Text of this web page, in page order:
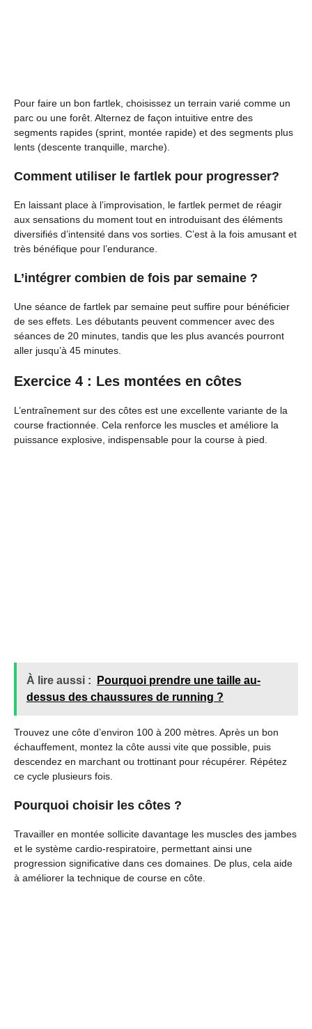
Pour faire un bon fartlek, choisissez un terrain varié comme un
parc ou une forêt. Alternez de façon intuitive entre des
segments rapides (sprint, montée rapide) et des segments plus
lents (descente tranquille, marche).
Comment utiliser le fartlek pour progresser?
En laissant place à l’improvisation, le fartlek permet de réagir
aux sensations du moment tout en introduisant des éléments
diversifiés d’intensité dans vos sorties. C’est à la fois amusant et
très bénéfique pour l’endurance.
L’intégrer combien de fois par semaine ?
Une séance de fartlek par semaine peut suffire pour bénéficier
de ses effets. Les débutants peuvent commencer avec des
séances de 20 minutes, tandis que les plus avancés pourront
aller jusqu’à 45 minutes.
Exercice 4 : Les montées en côtes
L’entraînement sur des côtes est une excellente variante de la
course fractionnée. Cela renforce les muscles et améliore la
puissance explosive, indispensable pour la course à pied.
À lire aussi :
Pourquoi prendre une taille au-
dessus des chaussures de running ?
Trouvez une côte d’environ 100 à 200 mètres. Après un bon
échauffement, montez la côte aussi vite que possible, puis
descendez en marchant ou trottinant pour récupérer. Répétez
ce cycle plusieurs fois.
Pourquoi choisir les côtes ?
Travailler en montée sollicite davantage les muscles des jambes
et le système cardio-respiratoire, permettant ainsi une
progression significative dans ces domaines. De plus, cela aide
à améliorer la technique de course en côte.